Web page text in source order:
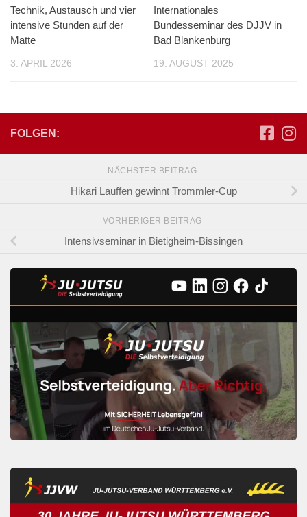
Technik, Austausch und vier
intensive Stunden auf der
Matte
3. APRIL 2026
Internationales
Bundesseminar des DJJV in
Bad Blankenburg
19. AUGUST 2025
FOLGEN:
NÄCHSTER BEITRAG
Hikari Lauffen gewinnt Trommler-Cup
VORHERIGER BEITRAG
Intensivseminar in Bietigheim-Bissingen